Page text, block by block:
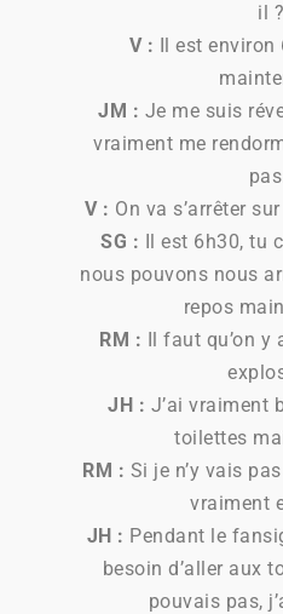
il ?
V : Il est environ
JM : Je me suis
vraiment me
V : On va s’arrêter
SG : Il est 6h30, tu
nous pouvons nous
repos
RM : Il faut qu’on y
JH : J’ai vraiment
toilettes
RM : Si je n’y vais
vraiment
JH : Pendant le
besoin d’aller aux
pouvais pas,